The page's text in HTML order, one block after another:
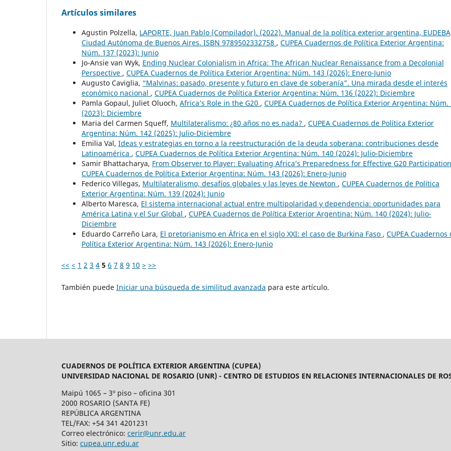
Artículos similares
Agustin Polzella, LAPORTE, Juan Pablo (Compilador). (2022). Manual de la política exterior argentina,
Ciudad Autónoma de Buenos Aires. ISBN 9789502332758 , CUPEA Cuadernos de Política Exterior Argentina:
Núm. 137 (2023): Junio
Jo-Ansie van Wyk, Ending Nuclear Colonialism in Africa: The African Nuclear Renaissance from a Decolonial
Perspective , CUPEA Cuadernos de Política Exterior Argentina: Núm. 143 (2026): Enero-Junio
Augusto Caviglia, “Malvinas: pasado, presente y futuro en clave de soberanía”. Una mirada desde el interés
económico nacional , CUPEA Cuadernos de Política Exterior Argentina: Núm. 136 (2022): Diciembre
Pamla Gopaul, Juliet Oluoch, Africa’s Role in the G20 , CUPEA Cuadernos de Política Exterior Argentina: Núm.
(2023): Diciembre
Maria del Carmen Squeff, Multilateralismo: ¿80 años no es nada? , CUPEA Cuadernos de Política Exterior
Argentina: Núm. 142 (2025): Julio-Diciembre
Emilia Val, Ideas y estrategias en torno a la reestructuración de la deuda soberana: contribuciones desde
Latinoamérica , CUPEA Cuadernos de Política Exterior Argentina: Núm. 140 (2024): Julio-Diciembre
Samir Bhattacharya, From Observer to Player: Evaluating Africa’s Preparedness for Effective G20 Participation
CUPEA Cuadernos de Política Exterior Argentina: Núm. 143 (2026): Enero-Junio
Federico Villegas, Multilateralismo, desafíos globales y las leyes de Newton , CUPEA Cuadernos de Política
Exterior Argentina: Núm. 139 (2024): Junio
Alberto Maresca, El sistema internacional actual entre multipolaridad y dependencia: oportunidades para
América Latina y el Sur Global , CUPEA Cuadernos de Política Exterior Argentina: Núm. 140 (2024): Julio-
Diciembre
Eduardo Carreño Lara, El pretorianismo en África en el siglo XXI: el caso de Burkina Faso , CUPEA Cuadernos
Política Exterior Argentina: Núm. 143 (2026): Enero-Junio
<< < 1 2 3 4 5 6 7 8 9 10 > >>
También puede Iniciar una búsqueda de similitud avanzada para este artículo.
CUADERNOS DE POLÍTICA EXTERIOR ARGENTINA (CUPEA)
UNIVERSIDAD NACIONAL DE ROSARIO (UNR) - CENTRO DE ESTUDIOS EN RELACIONES INTERNACIONALES DE
Maipú 1065 – 3º piso – oficina 301
2000 ROSARIO (SANTA FE)
REPÚBLICA ARGENTINA
TEL/FAX: +54 341 4201231
Correo electrónico: cerir@unr.edu.ar
Sitio: cupea.unr.edu.ar